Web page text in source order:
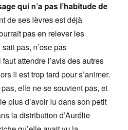
qui n’a pas l’habitude de
de ses lèvres est déjà
pas en relever les
pas, n’ose pas
attendre l’avis des autres
il est trop tard pour s’animer.
elle ne se souvient pas, et
plus d’avoir lu dans son petit
la distribution d’Aurélie